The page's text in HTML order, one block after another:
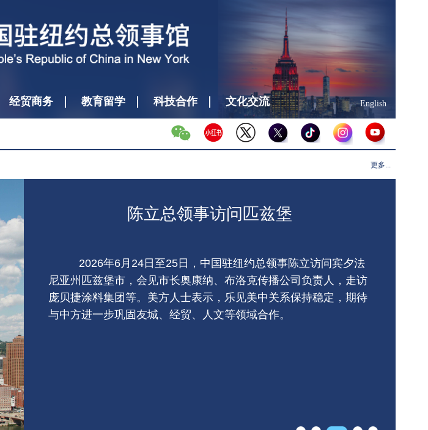
English
经贸商务 教育留学 科技合作 文化交流
更多...
陈立总领事访问匹兹堡
2026年6月24日至25日，中国驻纽约总领事陈立访问宾夕法
尼亚州匹兹堡市，会见市长奥康纳、布洛克传播公司负责人，走访
庞贝捷涂料集团等。美方人士表示，乐见美中关系保持稳定，期待
与中方进一步巩固友城、经贸、人文等领域合作。